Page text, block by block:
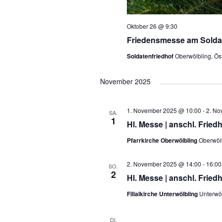
Friedensmesse am
Oktober 26 @ 9:30
SoldatenfriedhofOberwölbling,
November 2025
SA.
1 Hl. Messe | anschl.
1. November 2025 @ 10:00 -2.
Pfarrkirche Oberwölbling
SO.
2 Hl. Messe | anschl.
2. November 2025 @ 14:00 - 16:00
Filialkirche Unterwölbling
DI.